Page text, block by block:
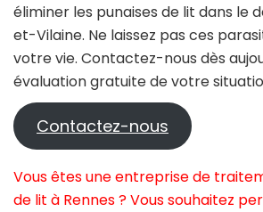
éliminer les punaises de lit dans le
et-Vilaine. Ne laissez pas ces
votre vie. Contactez-nous dès
évaluation gratuite de votre
Contactez-nous
Vous êtes une entreprise de
de lit à Rennes ? Vous souhaitez